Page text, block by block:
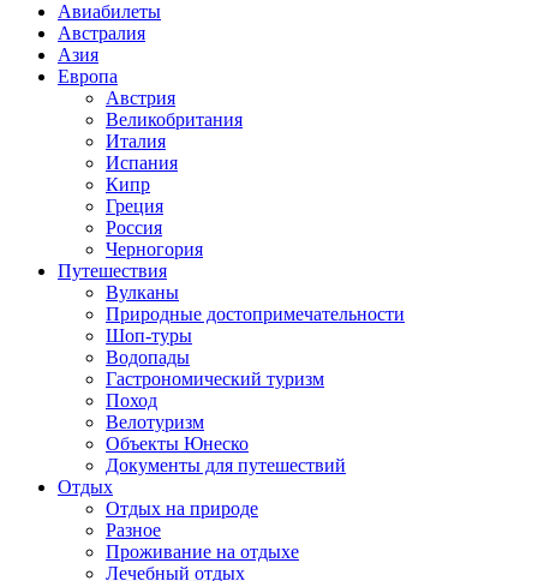
Авиабилеты
Австралия
Азия
Европа
Австрия
Великобритания
Италия
Испания
Кипр
Греция
Россия
Черногория
Путешествия
Вулканы
Природные достопримечательности
Шоп-туры
Водопады
Гастрономический туризм
Поход
Велотуризм
Объекты Юнеско
Документы для путешествий
Отдых
Отдых на природе
Разное
Проживание на отдыхе
Лечебный отдых